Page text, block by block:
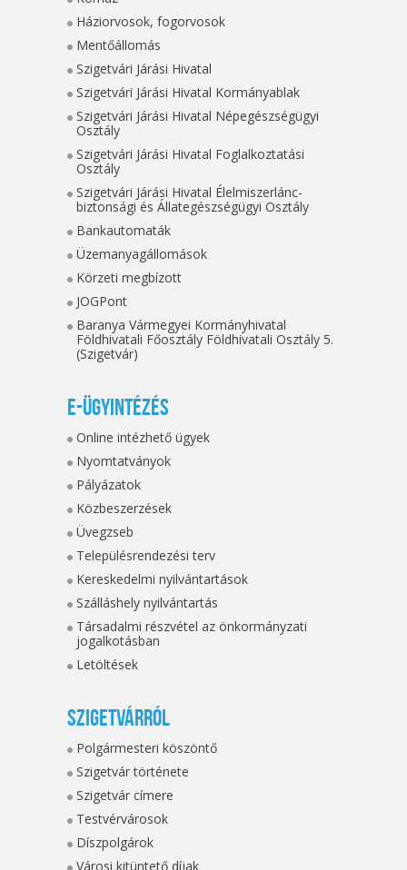
Háziorvosok, fogorvosok
Mentőállomás
Szigetvári Járási Hivatal
Szigetvári Járási Hivatal Kormányablak
Szigetvári Járási Hivatal Népegészségügyi
Osztály
Szigetvári Járási Hivatal Foglalkoztatási
Osztály
Szigetvári Járási Hivatal Élelmiszerlánc-
biztonsági és Állategészségügyi Osztály
Bankautomaták
Üzemanyagállomások
Körzeti megbízott
JOGPont
Baranya Vármegyei Kormányhivatal
Földhivatali Főosztály Földhivatali Osztály 5.
(Szigetvár)
E-ügyintézés
Online intézhető ügyek
Nyomtatványok
Pályázatok
Közbeszerzések
Üvegzseb
Településrendezési terv
Kereskedelmi nyilvántartások
Szálláshely nyilvántartás
Társadalmi részvétel az önkormányzati
jogalkotásban
Letöltések
Szigetvárról
Polgármesteri köszöntő
Szigetvár története
Szigetvár címere
Testvérvárosok
Díszpolgárok
Városi kitüntető díjak